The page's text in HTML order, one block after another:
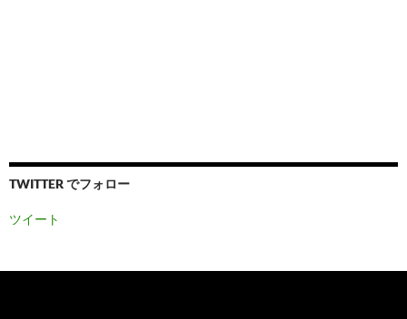
TWITTER でフォロー
ツイート